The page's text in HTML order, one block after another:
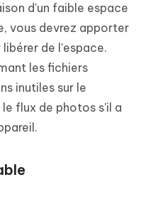
d'un faible espace
vous devrez apporter
de l'espace.
les fichiers
inutiles sur le
flux de photos s'il a